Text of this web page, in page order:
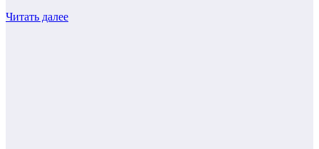
Читать далее